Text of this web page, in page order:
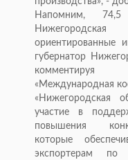
Напомним,
ориентированные
губернатор
комментируя
«Международная
«Нижегородская
участие в
повышения
которые
экспортерам